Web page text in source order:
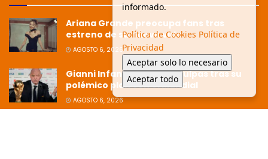
Ariana Grande preocupa fans tras
estreno de su nuevo video
AGOSTO 6, 2026
Gianni Infantino pide disculpas tras su
polémico plan con el Mundial
AGOSTO 6, 2026
informado.
Política de Cookies Política de
Privacidad
Aceptar solo lo necesario
Aceptar todo